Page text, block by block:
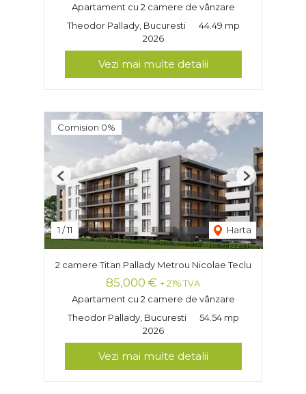
Apartament cu 2 camere de vânzare
Theodor Pallady, Bucuresti
44.49 mp
2026
Vezi mai multe detalii
Comision 0%
1 /11 Harta
Previous Next
2 camere Titan Pallady Metrou Nicolae Teclu
85,000 € + 21% TVA
Apartament cu 2 camere de vânzare
Theodor Pallady, Bucuresti
54.54 mp
2026
Vezi mai multe detalii